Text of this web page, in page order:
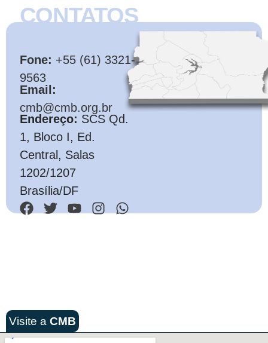
CONTATOS
Fone: +55 (61) 3321-
9563
Email:
cmb@cmb.org.br
Endereço: SCS Qd.
1, Bloco I, Ed.
Central, Salas
1202/1207
Brasília/DF
Visite a CMB